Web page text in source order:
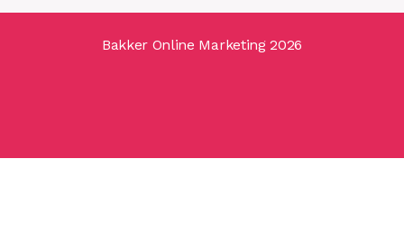
Bakker Online Marketing 2026